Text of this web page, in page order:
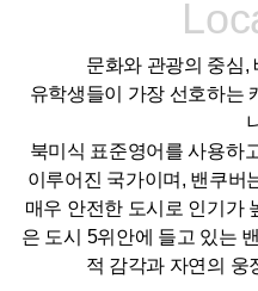
문화와 관광의 중심,
유학생들이 가장 선호하는
북미식 표준영어를 사용하
이루어진 국가이며, 밴쿠버
매우 안전한 도시로 인기가
은 도시 5위안에 들고 있는
적 감각과 자연의 웅